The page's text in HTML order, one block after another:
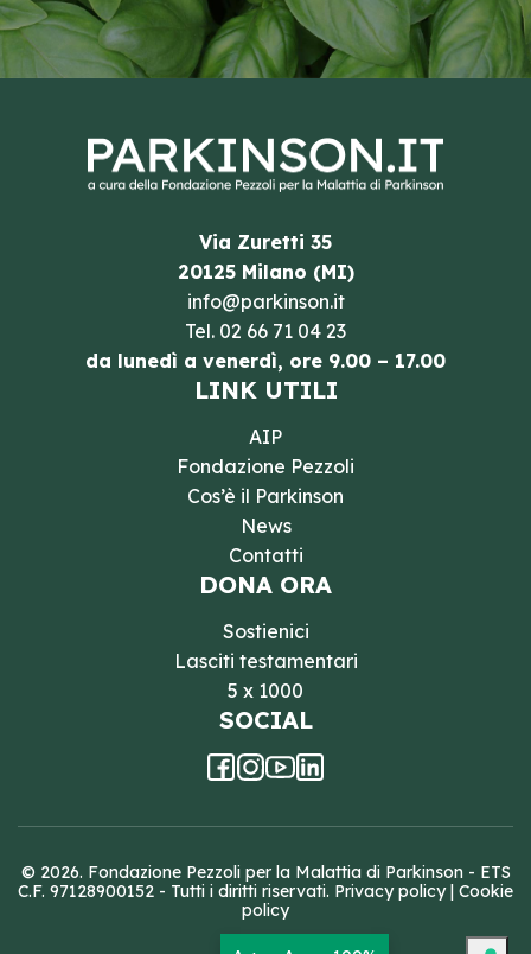
Via Zuretti 35
20125 Milano (MI)
info@parkinson.it
Tel. 02 66 71 04 23
da lunedì a venerdì, ore 9.00 – 17.00
LINK UTILI
AIP
Fondazione Pezzoli
Cos’è il Parkinson
News
Contatti
DONA ORA
Sostienici
Lasciti testamentari
5 x 1000
SOCIAL
© 2026. Fondazione Pezzoli per la Malattia di Parkinson - ETS
C.F. 97128900152 - Tutti i diritti riservati. Privacy policy| Cookie
policy